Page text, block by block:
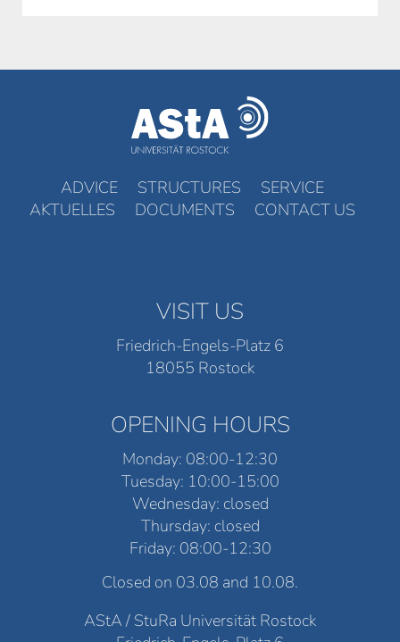
ADVICE STRUCTURES
SERVICE
AKTUELLES
DOCUMENTS CONTACT US
VISIT US
Friedrich-Engels-Platz 6
18055 Rostock
OPENING HOURS
Monday: 08:00-12:30
Tuesday: 10:00-15:00
Wednesday: closed
Thursday: closed
Friday: 08:00-12:30
Closed on 03.08 and 10.08.
AStA / StuRa Universität Rostock